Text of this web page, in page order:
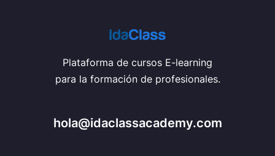
Plataforma de cursos E-learning
para la formación de profesionales.
hola@idaclassacademy.com